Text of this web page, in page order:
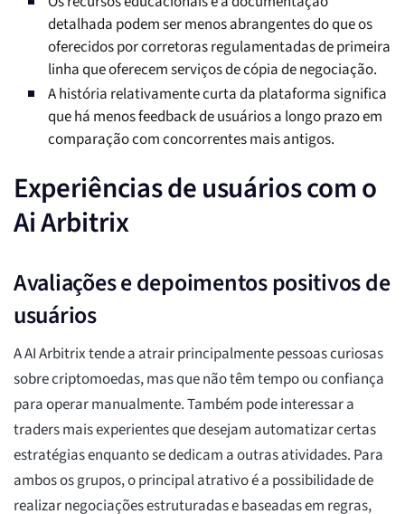
detalhada podem ser menos abrangentes do que os
oferecidos por corretoras regulamentadas de primeira
linha que oferecem serviços de cópia de negociação.
A história relativamente curta da plataforma significa
que há menos feedback de usuários a longo prazo em
comparação com concorrentes mais antigos.
Experiências de usuários com o
Ai Arbitrix
Avaliações e depoimentos positivos de
usuários
A AI Arbitrix tende a atrair principalmente pessoas curiosas
sobre criptomoedas, mas que não têm tempo ou confiança
para operar manualmente. Também pode interessar a
traders mais experientes que desejam automatizar certas
estratégias enquanto se dedicam a outras atividades. Para
ambos os grupos, o principal atrativo é a possibilidade de
realizar negociações estruturadas e baseadas em regras,